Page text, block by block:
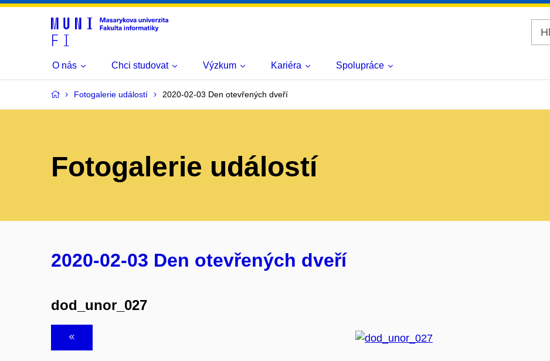
O nás Chci studovat Výzkum Kariéra Spolupráce
Fotogalerie událostí 2020-02-03 Den otevřených dveří
Fotogalerie událostí
2020-02-03 Den otevřených dveří
dod_unor_027